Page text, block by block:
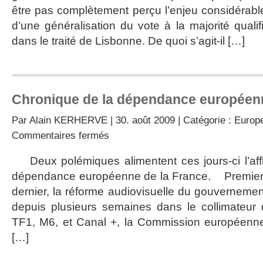
être pas complètement perçu l’enjeu
d’une généralisation du vote à la majorité
dans le traité de Lisbonne. De quoi s’agit-il […]
Chronique de la dépendance
Par Alain KERHERVE | 30. août 2009 | Catégorie :
Commentaires fermés
la
dépendance
de
la
France
Deux polémiques alimentent ces jours-ci
dépendance européenne de la France.
dernier, la réforme audiovisuelle du
depuis plusieurs semaines dans le collimateur
TF1, M6, et Canal +, la Commission
[…]